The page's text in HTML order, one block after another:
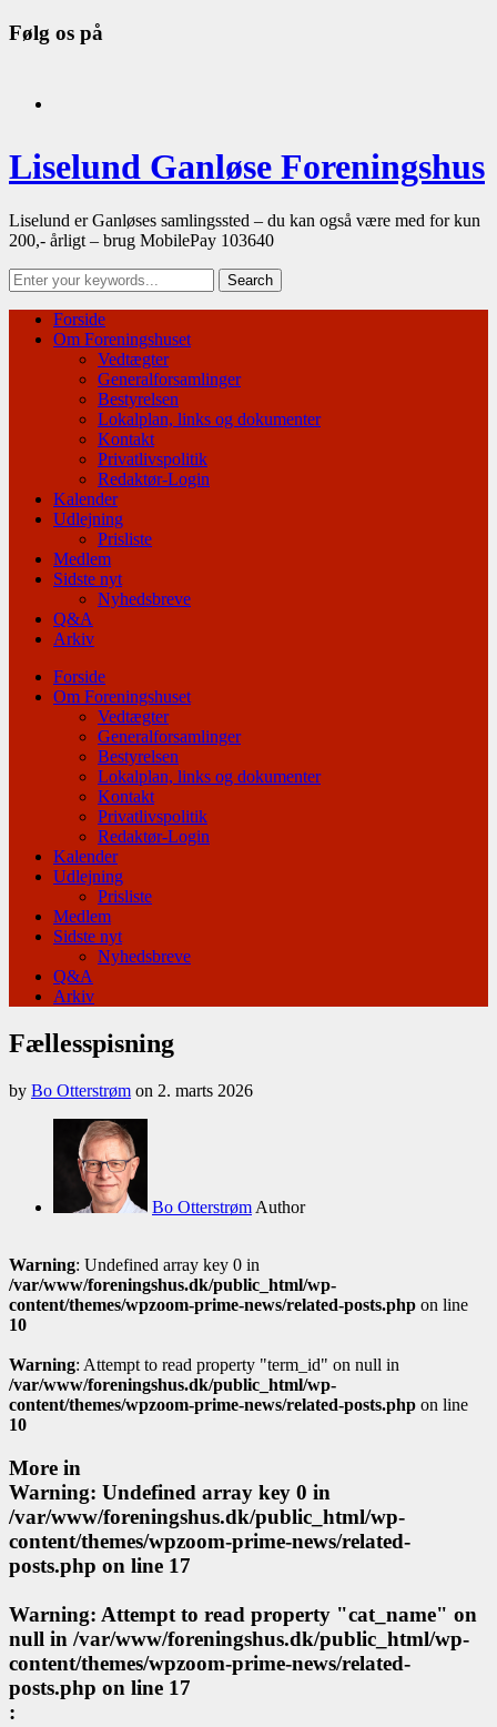
Følg os på
Liselund Ganløse Foreningshus
Liselund er Ganløses samlingssted – du kan også være med for kun
200,- årligt – brug MobilePay 103640
Forside
Om Foreningshuset
Vedtægter
Generalforsamlinger
Bestyrelsen
Lokalplan, links og dokumenter
Kontakt
Privatlivspolitik
Redaktør-Login
Kalender
Udlejning
Prisliste
Medlem
Sidste nyt
Nyhedsbreve
Q&A
Arkiv
Forside
Om Foreningshuset
Vedtægter
Generalforsamlinger
Bestyrelsen
Lokalplan, links og dokumenter
Kontakt
Privatlivspolitik
Redaktør-Login
Kalender
Udlejning
Prisliste
Medlem
Sidste nyt
Nyhedsbreve
Q&A
Arkiv
Fællesspisning
by Bo Otterstrøm on 2. marts 2026
Bo Otterstrøm Author
Warning: Undefined array key 0 in
/var/www/foreningshus.dk/public_html/wp-
content/themes/wpzoom-prime-news/related-posts.php on line
10
Warning: Attempt to read property "term_id" on null in
/var/www/foreningshus.dk/public_html/wp-
content/themes/wpzoom-prime-news/related-posts.php on line
10
More in
Warning: Undefined array key 0 in
/var/www/foreningshus.dk/public_html/wp-
content/themes/wpzoom-prime-news/related-
posts.php on line 17
Warning: Attempt to read property "cat_name" on
null in /var/www/foreningshus.dk/public_html/wp-
content/themes/wpzoom-prime-news/related-
posts.php on line 17
: